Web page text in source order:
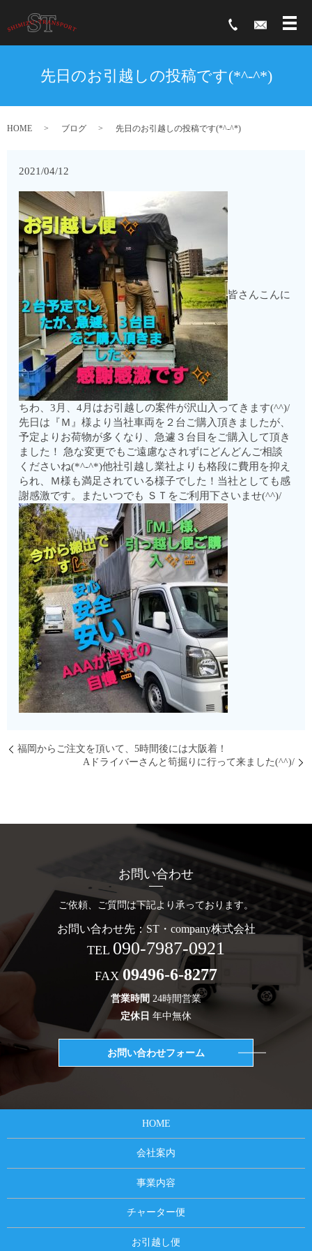
先日のお引越しの投稿です(*^-^*)
HOME ブログ 先日のお引越しの投稿です(*^-^*)
2021/04/12
皆さんこんに
ちわ、3月、4月はお引越しの案件が沢山入ってきます(^^)/
先日は『Ｍ』様より当社車両を２台ご購入頂きましたが、
予定よりお荷物が多くなり、急遽３台目をご購入して頂き
ました！ 急な変更でもご遠慮なされずにどんどんご相談
くださいね(*^-^*)他社引越し業社よりも格段に費用を抑え
られ、Ｍ様も満足されている様子でした！当社としても感
謝感激です。またいつでも ＳＴをご利用下さいませ(^^)/
福岡からご注文を頂いて、5時間後には大阪着！
Aドライバーさんと筍掘りに行って来ました(^^)/
お問い合わせ
ご依頼、ご質問は下記より承っております。
お問い合わせ先：ST・company株式会社
TEL 090-7987-0921
FAX 09496-6-8277
営業時間 24時間営業
定休日 年中無休
お問い合わせフォーム
HOME
会社案内
事業内容
チャーター便
お引越し便